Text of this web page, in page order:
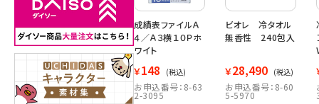
成績表ファイルＡ
４／Ａ３横１０Ｐホ
ワイト
￥148 (税込)
お申込番号：8-63
2-3095
ビオレ 冷タオル
無香性 240包入
￥28,490 (税込)
お申込番号：8-60
5-5970